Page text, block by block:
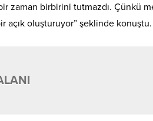
zaman birbirini tutmazdı. Çünkü
açık oluşturuyor” şeklinde konuştu.